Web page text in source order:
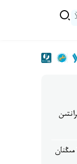
قازاقستاندىق ج و و- لار تالاپكەرلەرگە 2 مىڭنان